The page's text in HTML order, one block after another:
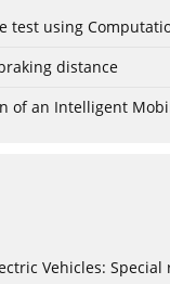
using
distance
of an Intelligent
Vehicles: